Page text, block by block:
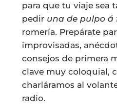
para que tu viaje sea
pedir una de pulpo á
romería. Prepárate
improvisadas,
consejos de primera
clave muy coloquial,
charláramos al
radio.